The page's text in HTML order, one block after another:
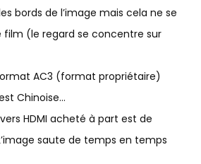
bords de l’image mais cela ne se
film (le regard se concentre sur
AC3 (format propriétaire)
Chinoise…
HDMI acheté à part est de
saute de temps en temps